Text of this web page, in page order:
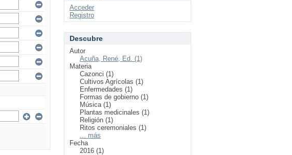
Acceder
Registro
Descubre
Autor
Acuña, René, Ed. (1)
Materia
Cazonci (1)
Cultivos Agrícolas (1)
Enfermedades (1)
Formas de gobierno (1)
Música (1)
Plantas medicinales (1)
Religión (1)
Ritos ceremoniales (1)
... más
Fecha
2016 (1)